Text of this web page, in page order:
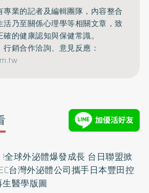
專業的記者及編輯團隊，內容整合
活乃至關係心理學等相關文章，致
的健康認知與保健常識。
銷合作洽詢、意見反應：
全球外泌體爆發成長 台日聯盟掀
台灣外泌體公司攜手日本豐田控
醫學版圖